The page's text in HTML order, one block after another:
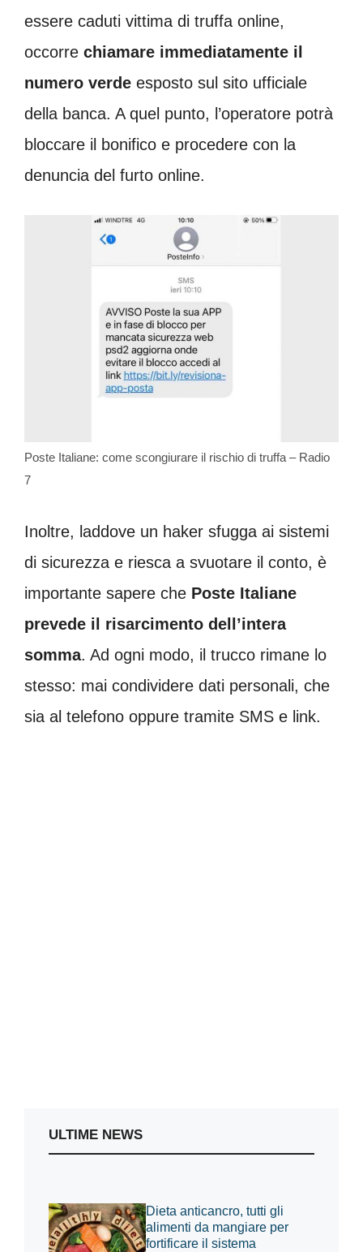
essere caduti vittima di truffa online,
occorre chiamare immediatamente il
numero verde esposto sul sito ufficiale
della banca. A quel punto, l’operatore potrà
bloccare il bonifico e procedere con la
denuncia del furto online.
Poste Italiane: come scongiurare il rischio di truffa – Radio
7
Inoltre, laddove un haker sfugga ai sistemi
di sicurezza e riesca a svuotare il conto, è
importante sapere che Poste Italiane
prevede il risarcimento dell’intera
somma. Ad ogni modo, il trucco rimane lo
stesso: mai condividere dati personali, che
sia al telefono oppure tramite SMS e link.
ULTIME NEWS
Dieta anticancro, tutti gli
alimenti da mangiare per
fortificare il sistema